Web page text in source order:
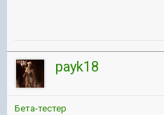
payk18
Бета-тестер